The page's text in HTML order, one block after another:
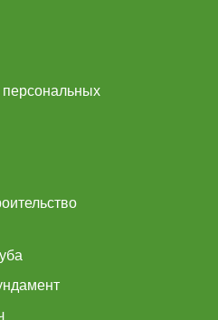
персональных